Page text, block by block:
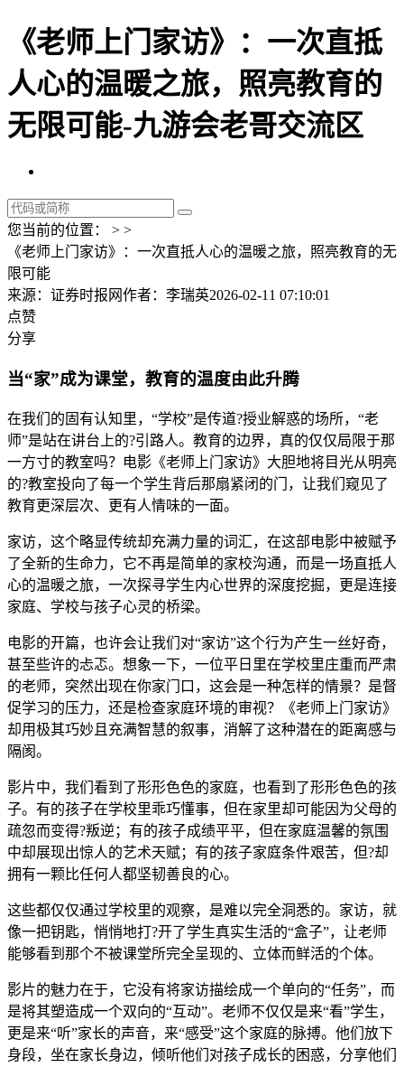
《老师上门家访》：一次直抵
人心的温暖之旅，照亮教育的
无限可能-九游会老哥交流区
您当前的位置： > >
《老师上门家访》：一次直抵人心的温暖之旅，照亮教育的无
限可能
来源：证券时报网作者：李瑞英2026-02-11 07:10:01
点赞
分享
当“家”成为课堂，教育的温度由此升腾
在我们的固有认知里，“学校”是传道?授业解惑的场所，“老
师”是站在讲台上的?引路人。教育的边界，真的仅仅局限于那
一方寸的教室吗？电影《老师上门家访》大胆地将目光从明亮
的?教室投向了每一个学生背后那扇紧闭的门，让我们窥见了
教育更深层次、更有人情味的一面。
家访，这个略显传统却充满力量的词汇，在这部电影中被赋予
了全新的生命力，它不再是简单的家校沟通，而是一场直抵人
心的温暖之旅，一次探寻学生内心世界的深度挖掘，更是连接
家庭、学校与孩子心灵的桥梁。
电影的开篇，也许会让我们对“家访”这个行为产生一丝好奇，
甚至些许的忐忑。想象一下，一位平日里在学校里庄重而严肃
的老师，突然出现在你家门口，这会是一种怎样的情景？是督
促学习的压力，还是检查家庭环境的审视？《老师上门家访》
却用极其巧妙且充满智慧的叙事，消解了这种潜在的距离感与
隔阂。
影片中，我们看到了形形色色的家庭，也看到了形形色色的孩
子。有的孩子在学校里乖巧懂事，但在家里却可能因为父母的
疏忽而变得?叛逆；有的孩子成绩平平，但在家庭温馨的氛围
中却展现出惊人的艺术天赋；有的孩子家庭条件艰苦，但?却
拥有一颗比任何人都坚韧善良的心。
这些都仅仅通过学校里的观察，是难以完全洞悉的。家访，就
像一把钥匙，悄悄地打?开了学生真实生活的“盒子”，让老师
能够看到那个不被课堂所完全呈现的、立体而鲜活的个体。
影片的魅力在于，它没有将家访描绘成一个单向的“任务”，而
是将其塑造成一个双向的“互动”。老师不仅仅是来“看”学生，
更是来“听”家长的声音，来“感受”这个家庭的脉搏。他们放下
身段，坐在家长身边，倾听他们对孩子成长的困惑，分享他们